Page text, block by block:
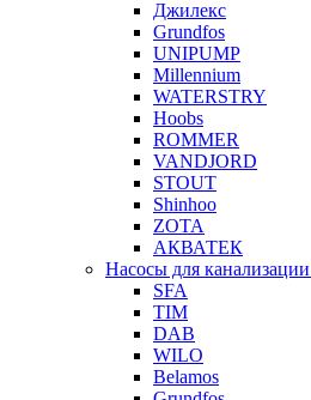
Джилекс
Grundfos
UNIPUMP
Millennium
WATERSTRY
Hoobs
ROMMER
VANDJORD
STOUT
Shinhoo
ZOTA
АКВАТЕК
Насосы для канализации
SFA
TIM
DAB
WILO
Belamos